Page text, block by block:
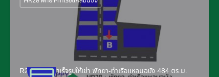
R28B โกดังสำเร็จรูปให้เช่า พัทยา-ท่าเรือแหลมฉบัง 484 ตร.ม.